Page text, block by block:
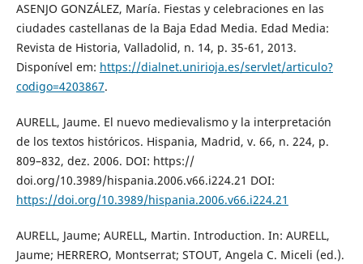
ASENJO GONZÁLEZ, María. Fiestas y celebraciones en las
ciudades castellanas de la Baja Edad Media. Edad Media:
Revista de Historia, Valladolid, n. 14, p. 35-61, 2013.
Disponível em: https://dialnet.unirioja.es/servlet/articulo?
codigo=4203867.
AURELL, Jaume. El nuevo medievalismo y la interpretación
de los textos históricos. Hispania, Madrid, v. 66, n. 224, p.
809–832, dez. 2006. DOI: https://
doi.org/10.3989/hispania.2006.v66.i224.21 DOI:
https://doi.org/10.3989/hispania.2006.v66.i224.21
AURELL, Jaume; AURELL, Martin. Introduction. In: AURELL,
Jaume; HERRERO, Montserrat; STOUT, Angela C. Miceli (ed.).